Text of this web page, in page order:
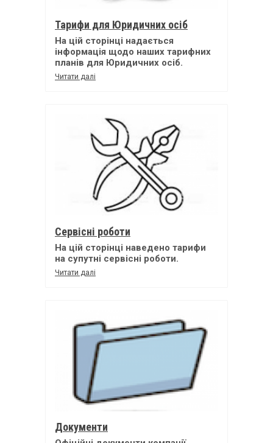
Тарифи для Юридичних осіб
На цій сторінці надається
інформація щодо наших тарифних
планів для Юридичних осіб.
Читати далі
Сервісні роботи
На цій сторінці наведено тарифи
на супутні сервісні роботи.
Читати далі
Документи